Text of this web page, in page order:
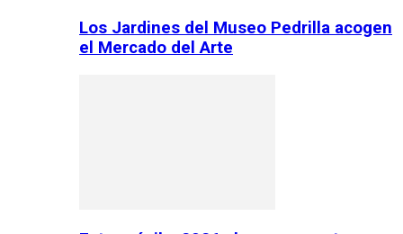
Los Jardines del Museo Pedrilla acogen
el Mercado del Arte